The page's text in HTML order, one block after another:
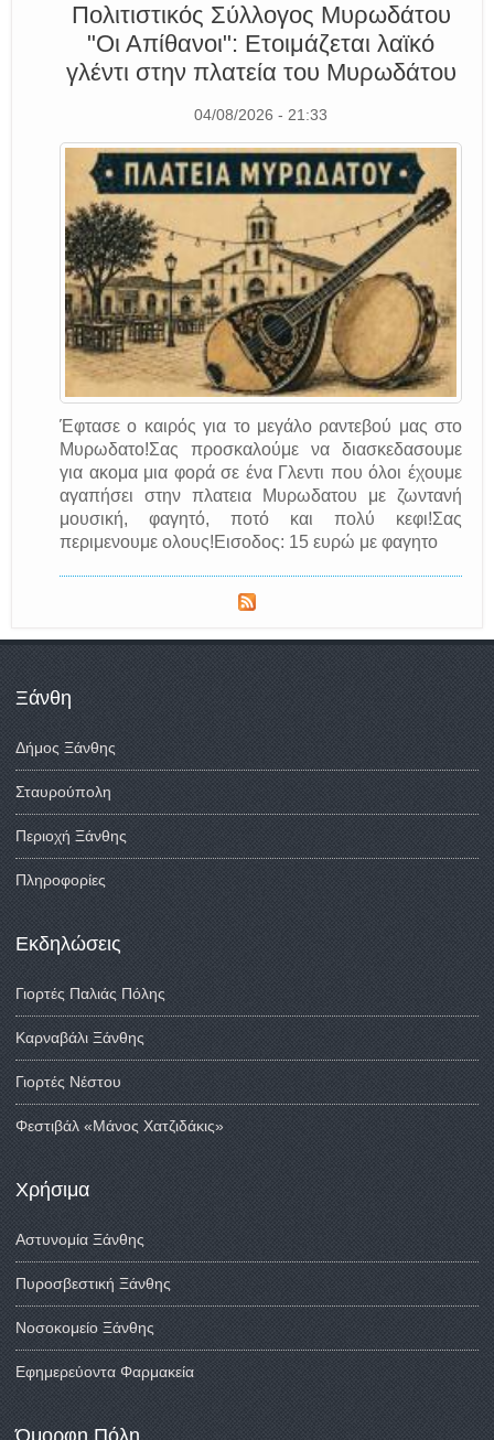
Πολιτιστικός Σύλλογος Μυρωδάτου
"Οι Απίθανοι": Ετοιμάζεται λαϊκό
γλέντι στην πλατεία του Μυρωδάτου
04/08/2026 - 21:33
Έφτασε ο καιρός για το μεγάλο ραντεβού μας στο
Μυρωδατο!Σας προσκαλούμε να διασκεδασουμε
για ακομα μια φορά σε ένα Γλεντι που όλοι έχουμε
αγαπήσει στην πλατεια Μυρωδατου με ζωντανή
μουσική, φαγητό, ποτό και πολύ κεφι!Σας
περιμενουμε ολους!Εισοδος: 15 ευρώ με φαγητο
Ξάνθη
Δήμος Ξάνθης
Σταυρούπολη
Περιοχή Ξάνθης
Πληροφορίες
Εκδηλώσεις
Γιορτές Παλιάς Πόλης
Καρναβάλι Ξάνθης
Γιορτές Νέστου
Φεστιβάλ «Μάνος Χατζιδάκις»
Χρήσιμα
Αστυνομία Ξάνθης
Πυροσβεστική Ξάνθης
Νοσοκομείο Ξάνθης
Εφημερεύοντα Φαρμακεία